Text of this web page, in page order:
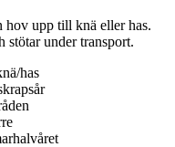
hov upp till knä eller has.
stötar under transport.
has